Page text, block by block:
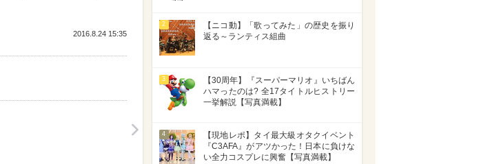
2016.8.24 15:35
>
2
【ニコ動】「歌ってみた」の歴史を振り
返る～ランティス組曲
3
【30周年】『スーパーマリオ』いちばん
ハマったのは? 全17タイトルヒストリー
一挙解説【写真満載】
4
【現地レポ】タイ最大級オタクイベント
『C3AFA』がアツかった！日本に負けな
い全力コスプレに興奮【写真満載】